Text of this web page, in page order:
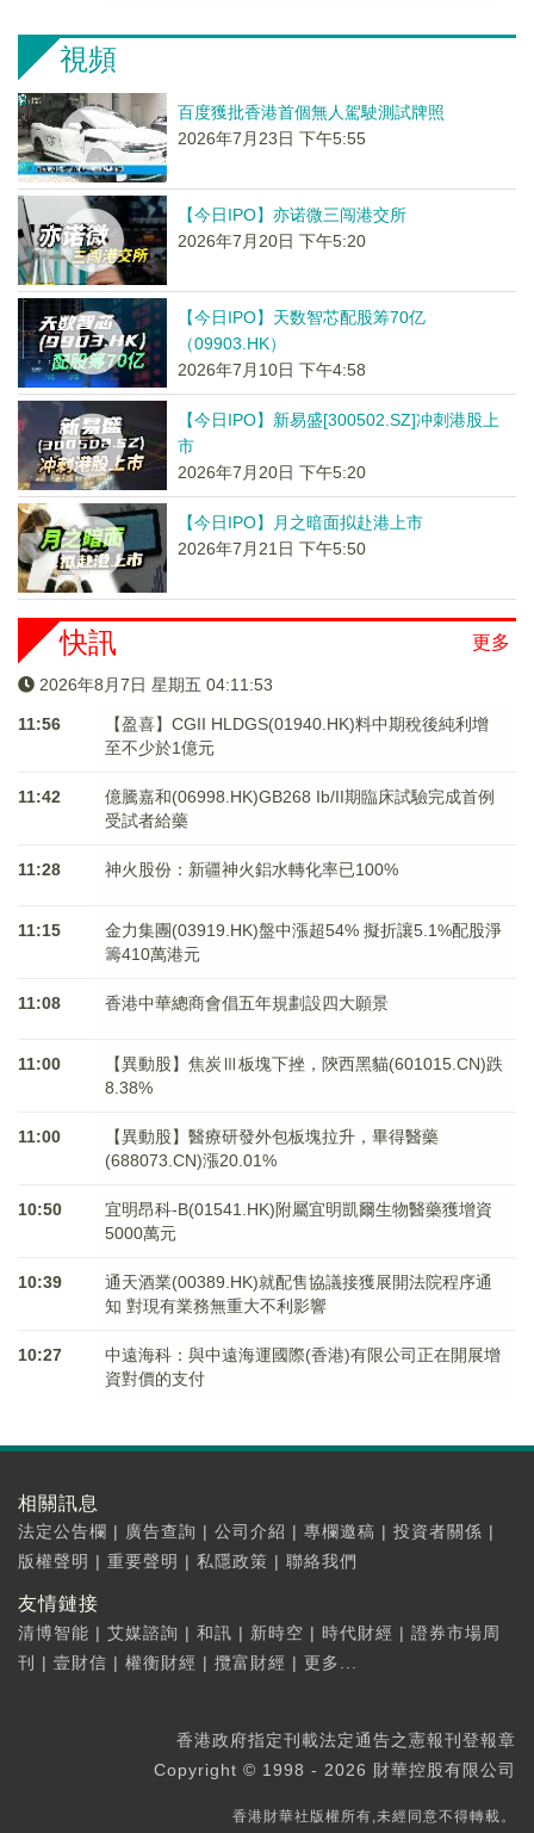
視頻
百度獲批香港首個無人駕駛測試牌照
2026年7月23日 下午5:55
【今日IPO】亦诺微三闯港交所
2026年7月20日 下午5:20
【今日IPO】天数智芯配股筹70亿
（09903.HK）
2026年7月10日 下午4:58
【今日IPO】新易盛[300502.SZ]冲刺港股上
市
2026年7月20日 下午5:20
【今日IPO】月之暗面拟赴港上市
2026年7月21日 下午5:50
更多
快訊
2026年8月7日 星期五 04:11:54
11:56
【盈喜】CGII HLDGS(01940.HK)料中期稅後純利增
至不少於1億元
11:42
億騰嘉和(06998.HK)GB268 Ib/II期臨床試驗完成首例
受試者給藥
11:28 神火股份：新疆神火鋁水轉化率已100%
11:15
金力集團(03919.HK)盤中漲超54% 擬折讓5.1%配股淨
籌410萬港元
11:08 香港中華總商會倡五年規劃設四大願景
11:00
【異動股】焦炭Ⅲ板塊下挫，陝西黑貓(601015.CN)跌
8.38%
11:00
【異動股】醫療研發外包板塊拉升，畢得醫藥
(688073.CN)漲20.01%
10:50
宜明昂科-B(01541.HK)附屬宜明凱爾生物醫藥獲增資
5000萬元
10:39
通天酒業(00389.HK)就配售協議接獲展開法院程序通
知 對現有業務無重大不利影響
10:27
中遠海科：與中遠海運國際(香港)有限公司正在開展增
資對價的支付
相關訊息
法定公告欄 | 廣告查詢 | 公司介紹 | 專欄邀稿 | 投資者關係 |
版權聲明 | 重要聲明 | 私隱政策 | 聯絡我們
友情鏈接
清博智能 | 艾媒諮詢 | 和訊 | 新時空 | 時代財經 | 證券市場周
刊 | 壹財信 | 權衡財經 | 攬富財經 | 更多...
香港政府指定刊載法定通告之憲報刊登報章
Copyright © 1998 - 2026 財華控股有限公司
香港財華社版權所有,未經同意不得轉載。